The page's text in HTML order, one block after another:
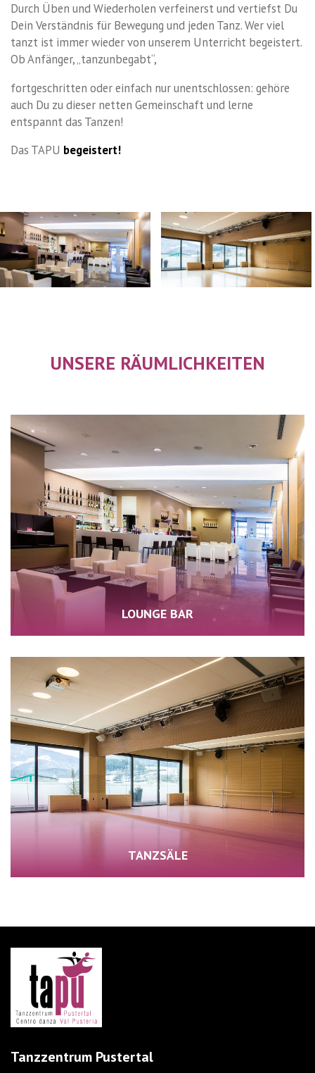
Durch Üben und Wiederholen verfeinerst und vertiefst Du
Dein Verständnis für Bewegung und jeden Tanz. Wer viel
tanzt ist immer wieder von unserem Unterricht begeistert.
Ob Anfänger, „tanzunbegabt“,
fortgeschritten oder einfach nur unentschlossen: gehöre
auch Du zu dieser netten Gemeinschaft und lerne
entspannt das Tanzen!
Das TAPU begeistert!
UNSERE RÄUMLICHKEITEN
LOUNGE BAR
TANZSÄLE
Tanzzentrum Pustertal